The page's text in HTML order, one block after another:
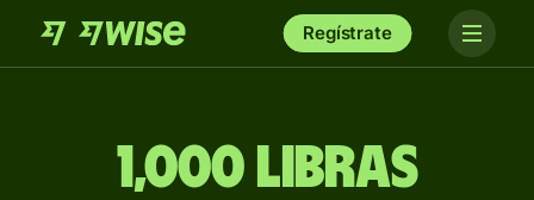
Regístrate
1,000 libras